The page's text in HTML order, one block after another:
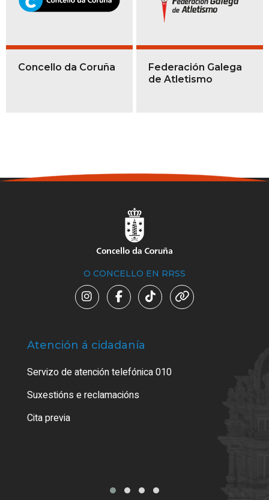
Concello da Coruña
Federación Galega
de Atletismo
O CONCELLO EN RRSS
Atención á cidadanía
Servizo de atención telefónica 010
Suxestións e reclamacións
Cita previa